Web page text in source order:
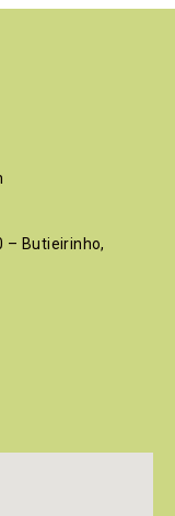
– Butieirinho,